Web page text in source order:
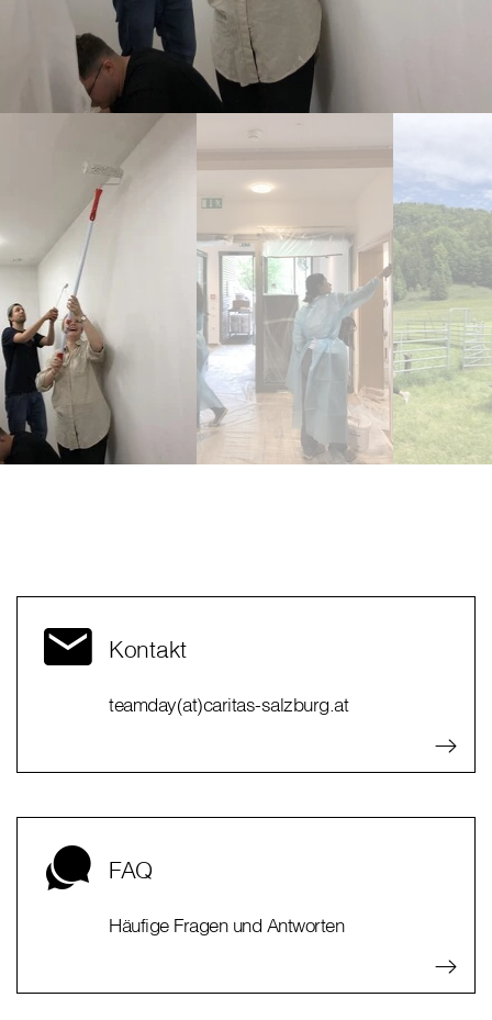
Kontakt
teamday(at)caritas-salzburg.at
FAQ
Häufige Fragen und Antworten